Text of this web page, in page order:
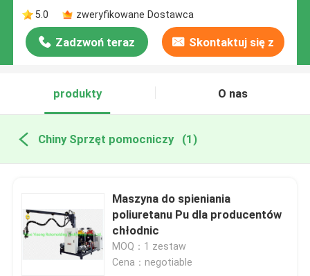
5.0
zweryfikowane Dostawca
Zadzwoń teraz Skontaktuj się z
produkty
O nas
Chiny Sprzęt pomocniczy (1)
Maszyna do spieniania
poliuretanu Pu dla producentów
chłodnic
MOQ：1 zestaw
Cena：negotiable